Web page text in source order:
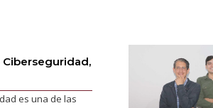
Ciberseguridad,
es una de las